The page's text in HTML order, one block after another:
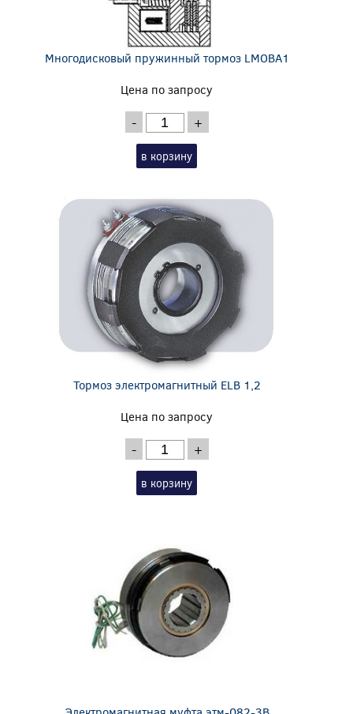
Многодисковый пружинный тормоз LMOBA1
Цена по запросу
- +
в корзину
Тормоз электромагнитный ELB 1,2
Цена по запросу
- +
в корзину